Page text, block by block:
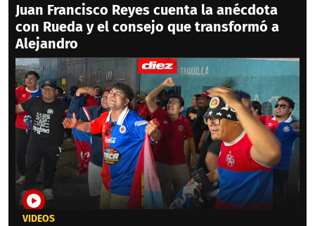
Juan Francisco Reyes cuenta la anécdota
con Rueda y el consejo que transformó a
Alejandro
VIDEOS